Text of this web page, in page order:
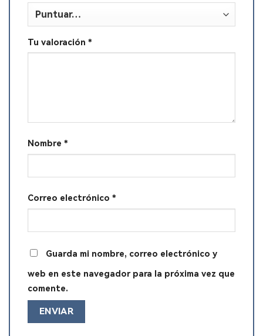
Tu valoración *
Nombre *
Correo electrónico *
Guarda mi nombre, correo electrónico y
web en este navegador para la próxima vez que
comente.